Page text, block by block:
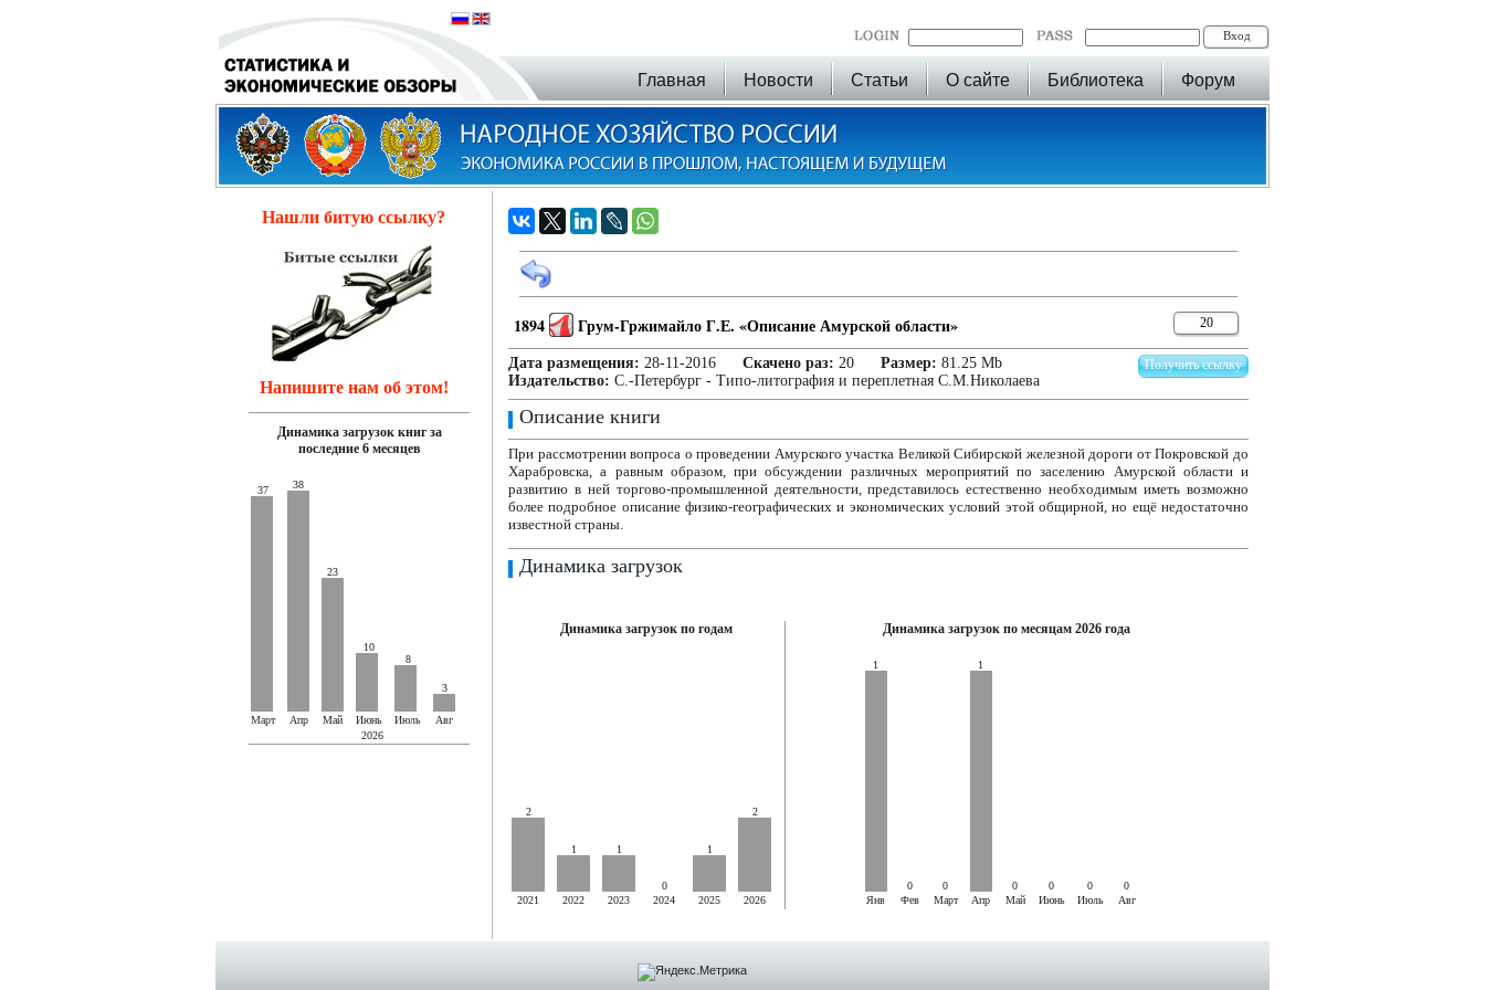
Главная Новости Статьи О сайте Библиотека Форум
Нашли битую ссылку?
Напишите нам об этом!
Динамика загрузок книг за
последние 6 месяцев
37 38
23
10
8
3
Март Апр Май Июнь Июль
Авг
2026
1894 20
Грум-Гржимайло Г.Е. «Описание Амурской области»
Получить ссылку
Дата размещения: 28-11-2016 Скачено раз: 20 Размер: 81.25 Mb
Издательство: С.-Петербург - Типо-литография и переплетная С.М.Николаева
Описание книги
При рассмотрении вопроса о проведении Амурского участка Великой Сибирской железной дороги от Покровской до
Харабровска, а равным образом, при обсуждении различных мероприятий по заселению Амурской области и
развитию в ней торгово-промышленной деятельности, представилось естественно необходимым иметь возможно
более подробное описание физико-географических и экономических условий этой общирной, но ещё недостаточно
известной страны.
Динамика загрузок
Динамика загрузок по годам
2
1 1
0
1
2
2021 2022 2023 2024 2025 2026
Динамика загрузок по месяцам 2026 года
1
0 0
1
0 0 0
0
Янв
Фев Март Апр Май Июнь Июль Авг